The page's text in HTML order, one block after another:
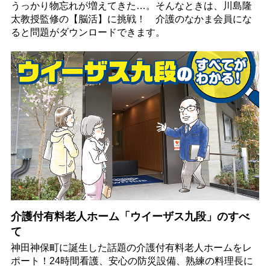
うっかり物忘れが増えてきた…。そんなときは、川島隆
太教授監修の【脳活】に挑戦！ 介護のなかま会員にな
ると問題がダウンロードできます。
介護付有料老人ホーム「ウイーザス九段」のすべ
て
神田神保町に誕生した話題の介護付有料老人ホームをレ
ポート！24時間看護、安心の防災設備、熟練の料理長に